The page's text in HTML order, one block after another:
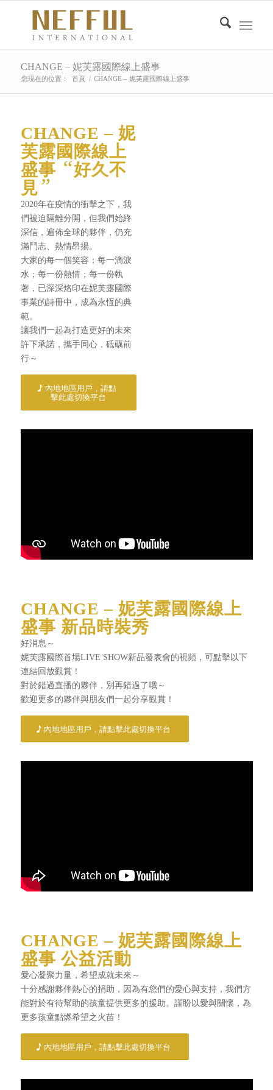
CHANGE – 妮芙露國際線上盛事
您現在的位置： 首頁 / CHANGE – 妮芙露國際線上盛事
CHANGE – 妮
芙露國際線上
盛事 “好久不
見”
2020年在疫情的衝擊之下，我
們被迫隔離分開，但我們始終
深信，遍佈全球的夥伴，仍充
滿鬥志、熱情昂揚。
大家的每一個笑容；每一滴淚
水；每一份熱情；每一份執
著，已深深烙印在妮芙露國際
事業的詩冊中，成為永恆的典
範。
讓我們一起為打造更好的未來
許下承諾，攜手同心，砥礪前
行～
內地地區用戶，請點
擊此處切換平台
CHANGE – 妮芙露國際線上
盛事 新品時裝秀
好消息～
妮芙露國際首場LIVE SHOW新品發表會的視頻，可點擊以下
連結回放觀賞！
對於錯過直播的夥伴，別再錯過了哦～
歡迎更多的夥伴與朋友們一起分享觀賞！
內地地區用戶，請點擊此處切換平台
CHANGE – 妮芙露國際線上
盛事 公益活動
愛心凝聚力量，希望成就未來～
十分感謝夥伴熱心的捐助，因為有您們的愛心與支持，我們方
能對於有待幫助的孩童提供更多的援助。謹盼以愛與關懷，為
更多孩童點燃希望之火苗！
內地地區用戶，請點擊此處切換平台